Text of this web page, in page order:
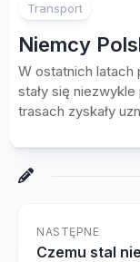
Transport
Niemcy
W ostatnich latach
stały się
trasach zyskały
NASTĘPNE
Czemu stal